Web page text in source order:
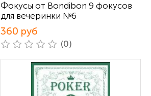
Фокусы от Bondibon 9 фокусов
для вечеринки №6
360 руб
(0)